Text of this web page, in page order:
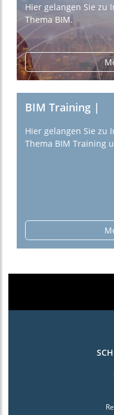
Hier gelangen Sie zu
Thema BIM.
BIM Training |
Hier gelangen Sie zu
Thema BIM Training